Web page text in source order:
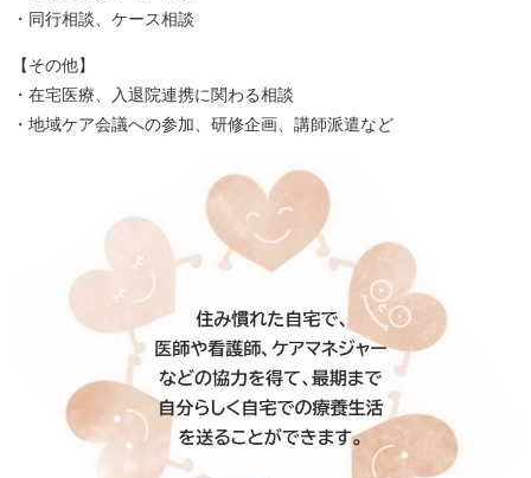
・同行相談、ケース相談
【その他】
・在宅医療、入退院連携に関わる相談
・地域ケア会議への参加、研修企画、講師派遣など